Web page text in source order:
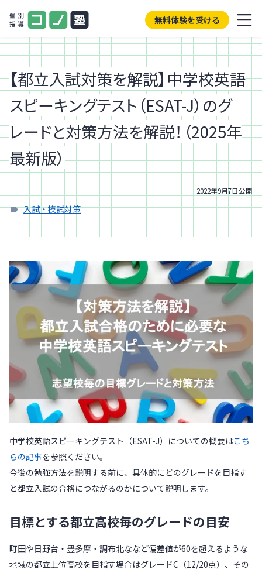
無料体験を受ける
【都立入試対策を解説】中学校英語
スピーキングテスト（ESAT-J）のグ
レードと対策方法を解説！（2025年
最新版）
2022年9月7日公開
入試・模試対策
中学校英語スピーキングテスト（ESAT-J）についての概要はこち
らの記事を参照ください。
今後の勉強方法を説明する前に、具体的にどのグレードを目指す
と都立入試の合格につながるのかについて説明します。
目標とする都立高校毎のグレードの目安
町田や日野台・豊多摩・調布北ななど偏差値が60を超えるような
地域の都立上位高校を目指す場合はグレードC（12/20点）、その